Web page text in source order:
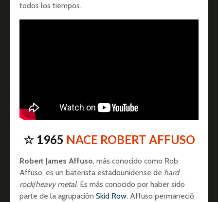
todos los tiempos.
☆ 1965 NACE ROBERT AFFUSO
Robert James Affuso, más conocido como Rob
Affuso, es un baterista estadounidense de hard
rock/heavy metal. Es más conocido por haber sido
parte de la agrupación Skid Row. Affuso permaneció